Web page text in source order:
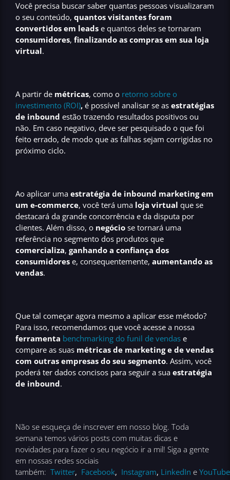
Você precisa buscar saber quantas pessoas visualizaram
o seu conteúdo, quantos visitantes foram
convertidos em leads e quantos deles se tornaram
consumidores, finalizando as compras em sua loja
virtual.
A partir de métricas, como o retorno sobre o
investimento (ROI), é possível analisar se as estratégias
de inbound estão trazendo resultados positivos ou
não. Em caso negativo, deve ser pesquisado o que foi
feito errado, de modo que as falhas sejam corrigidas no
próximo ciclo.
Ao aplicar uma estratégia de inbound marketing em
um e-commerce, você terá uma loja virtual que se
destacará da grande concorrência e da disputa por
clientes. Além disso, o negócio se tornará uma
referência no segmento dos produtos que
comercializa, ganhando a confiança dos
consumidores e, consequentemente, aumentando as
vendas.
Que tal começar agora mesmo a aplicar esse método?
Para isso, recomendamos que você acesse a nossa
ferramenta benchmarking do funil de vendas e
compare as suas métricas de marketing e de vendas
com outras empresas do seu segmento. Assim, você
poderá ter dados concisos para seguir a sua estratégia
de inbound.
Não se esqueça de inscrever em nosso blog. Toda
semana temos vários posts com muitas dicas e
novidades para fazer o seu negócio ir a mil! Siga a gente
em nossas redes sociais
também: Twitter, Facebook, Instagram, LinkedIn e YouTube